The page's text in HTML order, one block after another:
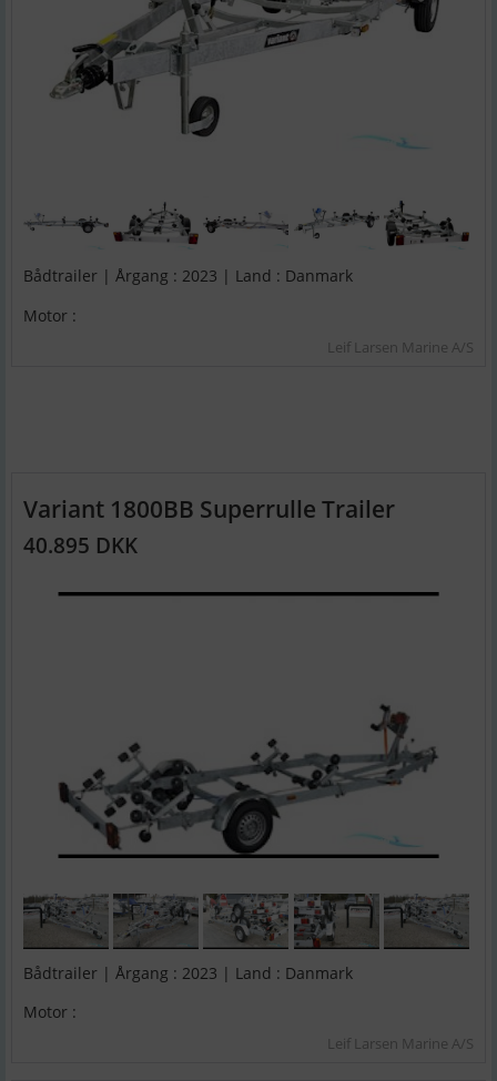
Bådtrailer | Årgang : 2023 | Land : Danmark
Motor :
Leif Larsen Marine A/S
Variant 1800BB Superrulle Trailer
40.895 DKK
Bådtrailer | Årgang : 2023 | Land : Danmark
Motor :
Leif Larsen Marine A/S